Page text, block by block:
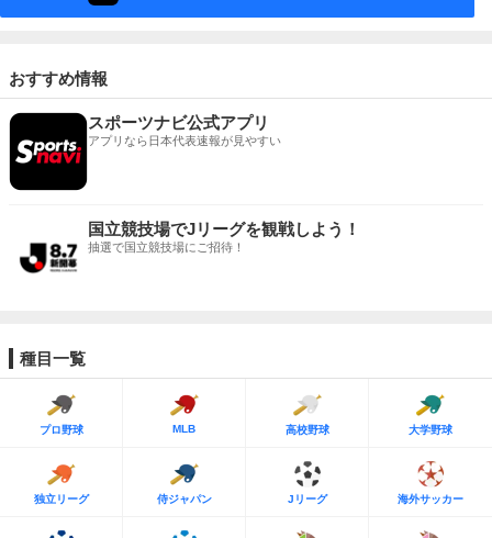
おすすめ情報
スポーツナビ公式アプリ
アプリなら日本代表速報が見やすい
国立競技場でJリーグを観戦しよう！
抽選で国立競技場にご招待！
種目一覧
プロ野球 MLB 高校野球 大学野球
独立リーグ 侍ジャパン Jリーグ 海外サッカー